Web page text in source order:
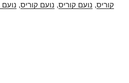
קוריס, נועם קוריס, נועם קוריס, נועם